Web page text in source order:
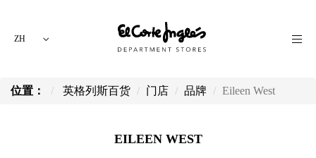
ZH
位置： 英格列斯百货 门店 品牌 Eileen West
EILEEN WEST